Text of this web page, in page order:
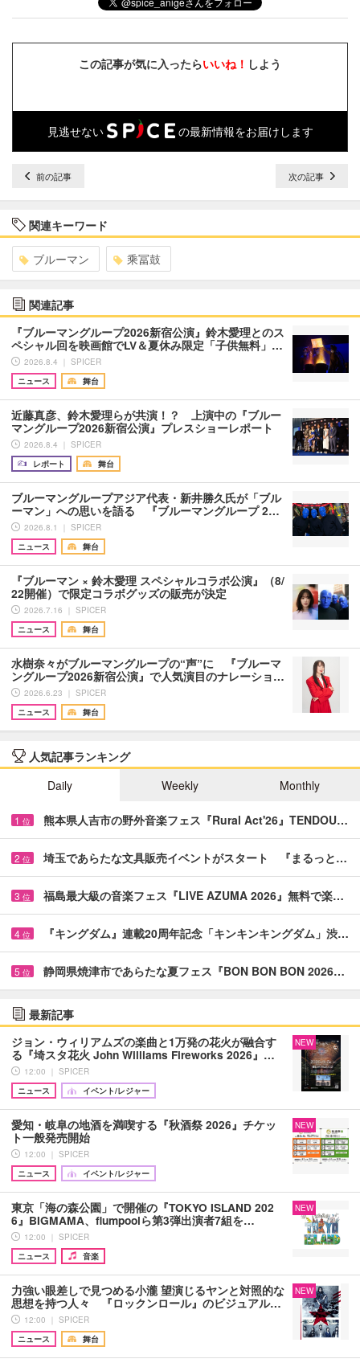
この記事が気に入ったらいいね！ しよう
見逃せない の最新情報をお届けします
前の記事 次の記事
関連キーワード
ブルーマン 乘冨鼓
関連記事
『ブルーマングループ2026新宿公演』鈴木愛理とのス
ペシャル回を映画館でLV＆夏休み限定「子供無料」…
2026.8.4 ｜ SPICER
ニュース
舞台
近藤真彦、鈴木愛理らが共演！？ 上演中の『ブルー
マングループ2026新宿公演』プレスショーレポート
2026.8.4 ｜ SPICER
レポート
舞台
ブルーマングループアジア代表・新井勝久氏が「ブル
ーマン」への思いを語る 『ブルーマングループ 2…
2026.8.1 ｜ SPICER
ニュース
舞台
『ブルーマン × 鈴木愛理 スペシャルコラボ公演』（8/
22開催）で限定コラボグッズの販売が決定
2026.7.16 ｜ SPICER
ニュース
舞台
水樹奈々がブルーマングループの“声”に 『ブルーマ
ングループ2026新宿公演』で人気演目のナレーショ…
2026.6.23 ｜ SPICER
ニュース
舞台
人気記事ランキング
Daily
Weekly Monthly
1 位 熊本県人吉市の野外音楽フェス『Rural Act'26』TENDOU…
2 位 埼玉であらたな文具販売イベントがスタート 『まるっと…
3 位 福島最大級の音楽フェス『LIVE AZUMA 2026』無料で楽…
4 位 『キングダム』連載20周年記念「キンキンキングダム」渋…
5 位 静岡県焼津市であらたな夏フェス『BON BON BON 2026…
最新記事
ジョン・ウィリアムズの楽曲と1万発の花火が融合す
る『埼スタ花火 John Williams Fireworks 2026』…
12:00 ｜ SPICER
ニュース
イベント/レジャー
NEW
愛知・岐阜の地酒を満喫する『秋酒祭 2026』チケッ
ト一般発売開始
12:00 ｜ SPICER
ニュース
イベント/レジャー
NEW
東京「海の森公園」で開催の『TOKYO ISLAND 202
6』BIGMAMA、flumpoolら第3弾出演者7組を…
12:00 ｜ SPICER
ニュース
音楽
NEW
力強い眼差しで見つめる小瀧 望演じるヤンと対照的な
思想を持つ人々 『ロックンロール』のビジュアル…
12:00 ｜ SPICER
ニュース
舞台
NEW